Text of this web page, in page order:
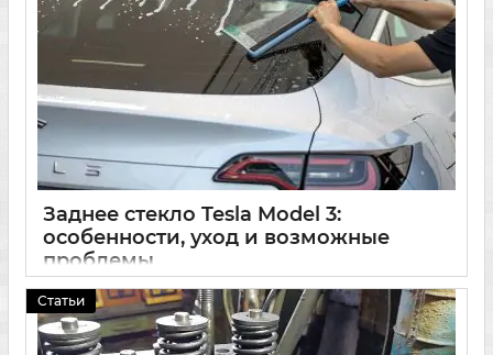
Заднее стекло Tesla Model 3:
особенности, уход и возможные
проблемы
17 03 2025 0
Статьи